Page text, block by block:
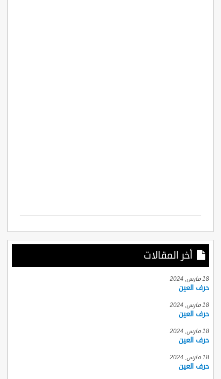
أخر المقالات
18 مارس, 2024
حرف العين
18 مارس, 2024
حرف العين
18 مارس, 2024
حرف العين
18 مارس, 2024
حرف العين